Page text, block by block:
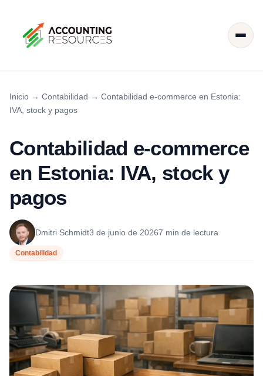
Inicio → Contabilidad → Contabilidad e-commerce en Estonia:
IVA, stock y pagos
Contabilidad e-commerce
en Estonia: IVA, stock y
pagos
Dmitri Schmidt3 de junio de 20267 min de lectura
Contabilidad